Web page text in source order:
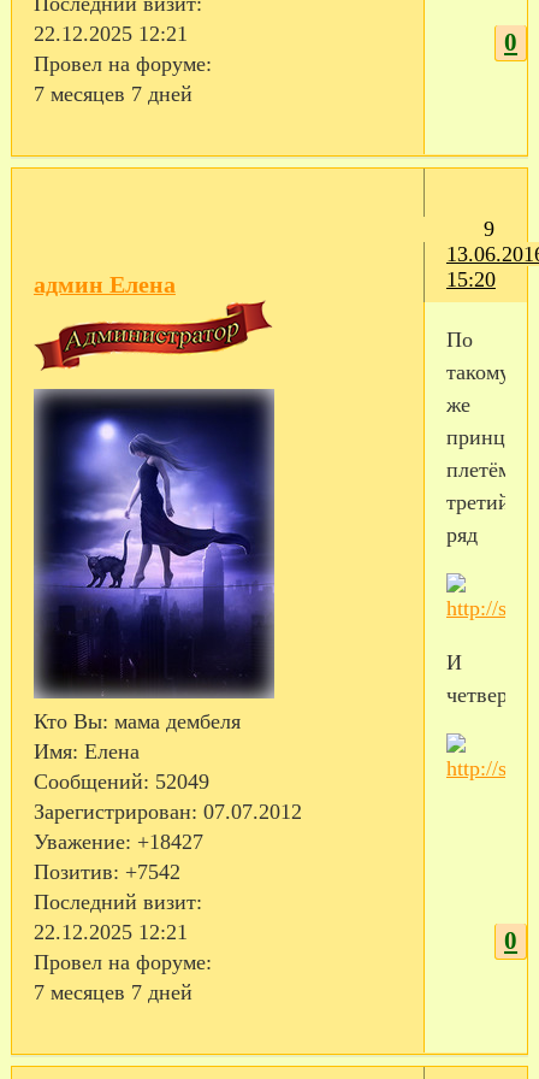
22.12.2025 12:21
Провел на форуме:
7 месяцев 7 дней
0
9
15:20
админ Елена
Кто Вы: мама дембеля
Имя: Елена
Сообщений: 52049
Зарегистрирован: 07.07.2012
Уважение: +18427
Позитив: +7542
Последний визит:
22.12.2025 12:21
Провел на форуме:
7 месяцев 7 дней
По
такому
же
принципу
плетём
третий
ряд
И
0